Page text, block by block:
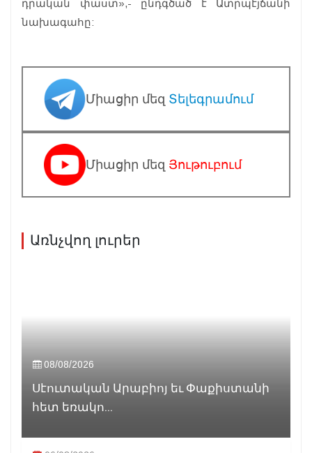
դրական փաստ»,- ընդգծած է Ատրպէյճանի
նախագահը:
Միացիր մեզ Տելեգրամում
Միացիր մեզ Յութուբում
Առնչվող լուրեր
08/08/2026
Սէուտական Արաբիոյ եւ Փաքիստանի
հետ եռակո...